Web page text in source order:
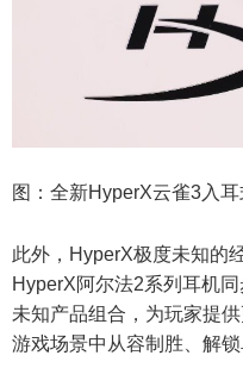
图：全新HyperX云雀3入
此外，HyperX极度未知的
HyperX阿尔法2系列耳机
未知产品组合，为玩家提
游戏场景中从容制胜、解锁